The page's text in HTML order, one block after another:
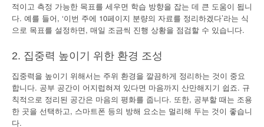
적이고 측정 가능한 목표를 세우면 학습 방향을 잡는 데 큰 도움이 됩니
다. 예를 들어, ‘이번 주에 10페이지 분량의 자료를 정리하겠다’라는 식
으로 목표를 설정하면, 매일 조금씩 진행 상황을 점검할 수 있습니다.
2. 집중력 높이기 위한 환경 조성
집중력을 높이기 위해서는 주위 환경을 깔끔하게 정리하는 것이 중요
합니다. 공부 공간이 어지럽혀져 있다면 마음까지 산만해지기 쉽죠. 규
칙적으로 정리된 공간은 마음의 평화를 줍니다. 또한, 공부할 때는 조용
한 곳을 선택하고, 스마트폰 등의 방해 요소는 멀리해 두는 것이 좋습니
다.